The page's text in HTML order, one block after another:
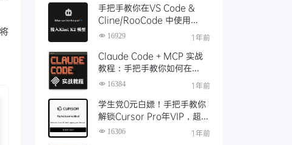
手把手教你在VS Code &
Cline/RooCode 中使用
Kimi K2 模型，配置实录+开
16929 1年前
Claude Code + MCP 实战
教程：手把手教你如何在
Claude Code里面使用MCP
16384 1年前
学生党0元白嫖！手把手教你
解锁Cursor Pro年VIP，超详
细申请教程（附避坑指南）
16306 1年前